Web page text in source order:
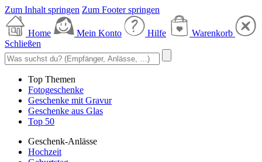
Zum Inhalt springen Zum Footer springen
Home Mein Konto Hilfe
Warenkorb
Schließen
Top Themen
Fotogeschenke
Geschenke mit Gravur
Geschenke aus Glas
Top 50
Geschenk-Anlässe
Hochzeit